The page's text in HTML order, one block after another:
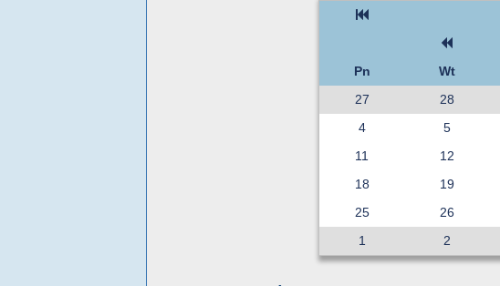
Pn
Wt
27
28
4
5
11
12
18
19
25
26
1
2